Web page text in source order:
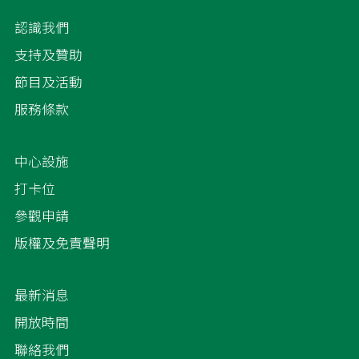
認識我們
支持及贊助
節目及活動
服務條款
中心設施
打卡位
參觀申請
版權及免責聲明
最新消息
開放時間
聯絡我們